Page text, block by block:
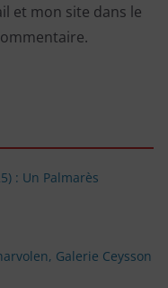
et mon site dans le
: Un Palmarès
Galerie Ceysson